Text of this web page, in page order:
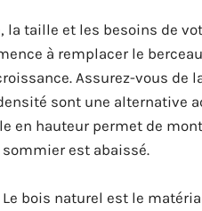
la taille et les besoins de
à remplacer le
Assurez-vous
sont une alternative
en hauteur permet de
est abaissé.
bois naturel est le